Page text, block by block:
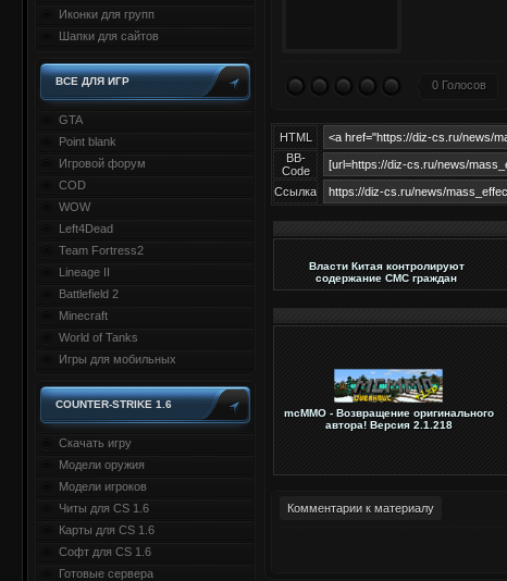
Иконки для групп
Шапки для сайтов
ВСЕ ДЛЯ ИГР
GTA
Point blank
Игровой форум
COD
WOW
Left4Dead
Team Fortress2
Lineage II
Battlefield 2
Minecraft
World of Tanks
Игры для мобильных
COUNTER-STRIKE 1.6
Скачать игру
Модели оружия
Модели игроков
Читы для CS 1.6
Карты для CS 1.6
Софт для CS 1.6
Готовые сервера
0 Голосов
HTML
BB-
Code
Ссылка
Власти Китая контролируют
содержание СМС граждан
mcMMO - Возвращение оригинального
автора! Версия 2.1.218
Комментарии к материалу